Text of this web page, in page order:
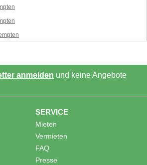
anmelden und keine Angebote
SERVICE
Mieten
Vermieten
FAQ
Presse